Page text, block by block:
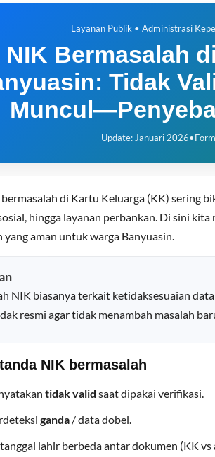
Layanan Publik • Administrasi
NIK Bermasalah
Tidak
Update: Januari 2026•
di Kartu Keluarga (KK) sering
hingga layanan perbankan. Di sini
yang aman untuk warga Banyuasin.
NIK biasanya terkait ketidaksesuaian
resmi agar tidak menambah masalah
NIK bermasalah
tidak valid saat dipakai verifikasi.
ganda / data dobel.
lahir berbeda antar dokumen (KK vs